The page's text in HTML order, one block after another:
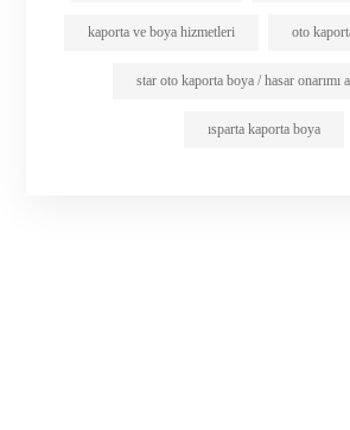
kaporta ve boya hizmetleri oto
star oto kaporta boya / hasar onarımı
ısparta kaporta boya